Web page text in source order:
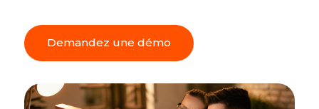
Demandez une démo